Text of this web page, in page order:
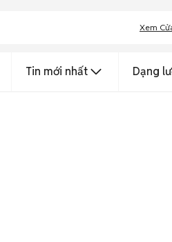
Xem
Tin mới nhất Dạng